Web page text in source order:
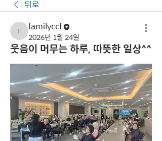
뒤로
familyccf
familyccf
2026년 1월 24일
웃음이 머무는 하루, 따뜻한 일상^^